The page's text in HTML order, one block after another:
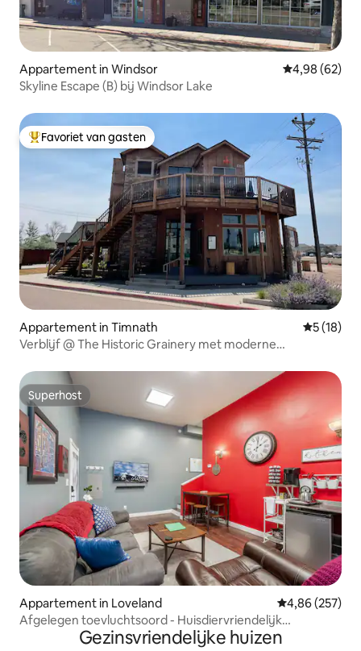
Appartement in Windsor Gemiddelde
4,98 (62)
Skyline Escape (B) bij Windsor Lake
Topfavoriet van gasten
Favoriet van gasten
Appartement in Timnath
5 (18)
Verblijf @ The Historic Grainery met moderne
Superhost
Superhost
Appartement in Loveland Gemiddelde
4,86 (257)
Afgelegen toevluchtsoord - Huisdiervriendelijk
appartement in het centrum
Gezinsvriendelijke huizen